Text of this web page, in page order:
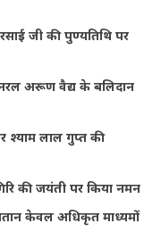
जी की पुण्यतिथि पर
अरूण वैद्य के बलिदान
श्याम लाल गुप्त की
की जयंती पर किया नमन
केवल अधिकृत माध्यमों